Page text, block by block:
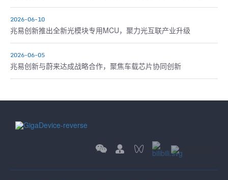
2026-06-10
兆易创新推出全新光模块专用MCU，聚力光互联产业升级
2026-06-05
兆易创新与蔚来达成战略合作，聚焦车载芯片协同创新